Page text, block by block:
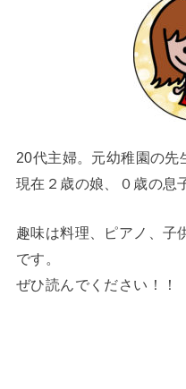
20代主婦。元幼稚園の先
現在２歳の娘、０歳の息
趣味は料理、ピアノ、子
です。
ぜひ読んでください！！